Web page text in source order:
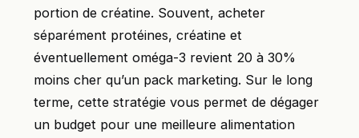
portion de créatine. Souvent, acheter
séparément protéines, créatine et
éventuellement oméga-3 revient 20 à 30%
moins cher qu’un pack marketing. Sur le long
terme, cette stratégie vous permet de dégager
un budget pour une meilleure alimentation